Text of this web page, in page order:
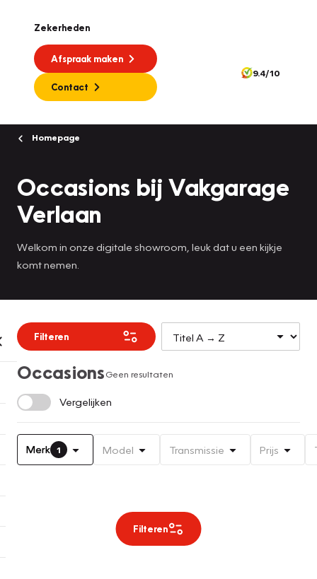
Zekerheden
Afspraak maken
Contact
9.4/10
Homepage
Occasions bij Vakgarage
Verlaan
Welkom in onze digitale showroom, leuk dat u een kijkje
komt nemen.
Filteren
OccasionsGeen resultaten
Vergelijken
Merk 1 Model Transmissie Prijs
Filteren